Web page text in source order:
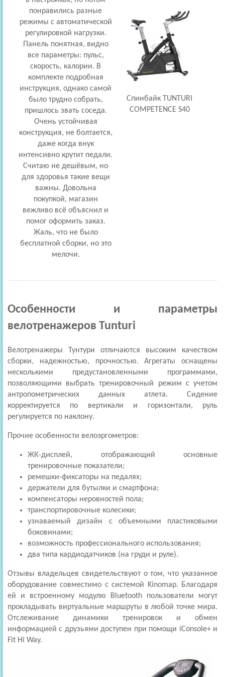
понравились разные
режимы с автоматической
регулировкой нагрузки.
Панель понятная, видно
все параметры: пульс,
скорость, калории. В
комплекте подробная
инструкция, однако самой
было трудно собрать,
пришлось звать соседа.
Очень устойчивая
конструкция, не болтается,
даже когда внук
интенсивно крутит педали.
Считаю не дешёвым, но
для здоровья такие вещи
важны. Довольна
покупкой, магазин
вежливо всё объяснил и
помог оформить заказ.
Жаль, что не было
бесплатной сборки, но это
мелочи.
Спинбайк TUNTURI
COMPETENCE S40
Особенности и параметры
велотренажеров Tunturi
Велотренажеры Тунтури отличаются высоким качеством
сборки, надежностью, прочностью. Агрегаты оснащены
несколькими предустановленными программами,
позволяющими выбрать тренировочный режим с учетом
антропометрических данных атлета. Сидение
корректируется по вертикали и горизонтали, руль
регулируется по наклону.
Прочие особенности велоэргометров:
ЖК-дисплей, отображающий основные
тренировочные показатели;
ремешки-фиксаторы на педалях;
держатели для бутылки и смартфона;
компенсаторы неровностей пола;
транспортировочные колесики;
узнаваемый дизайн с объемными пластиковыми
боковинами;
возможность профессионального использования;
два типа кардиодатчиков (на груди и руле).
Отзывы владельцев свидетельствуют о том, что указанное
оборудование совместимо с системой Kinomap. Благодаря
ей и встроенному модулю Bluetooth пользователи могут
прокладывать виртуальные маршруты в любой точке мира.
Отслеживание динамики тренировок и обмен
информацией с друзьями доступен при помощи iConsole+ и
Fit Hi Way.